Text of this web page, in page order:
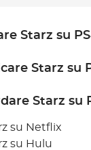
Starz su
Starz su
Starz su
su Netflix
su Hulu